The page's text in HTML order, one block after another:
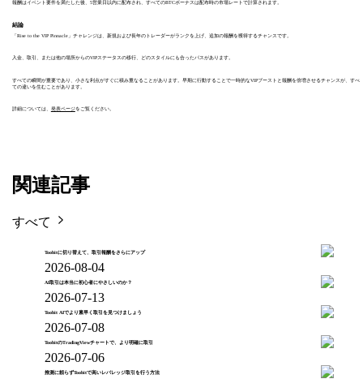
報酬はイベント要件を満たした後、5営業日以内に配布され、すべてのBTCボーナスは配布時の市場レートで計算されます。
結論
「Rise to the VIP Pinnacle」チャレンジは、新規および長年のトレーダーがランクを上げ、追加の報酬を獲得するチャンスです。
入金、取引、または他の場所からのVIPステータスの移行、どのスタイルにも合ったパスがあります。
すべての瞬間が重要であり、小さな利点がすぐに積み重なることがあります。早期に行動することで一時的なVIPブーストと報酬を倍増させるチャンスが、すべ
ての違いを生むことがあります。
詳細については、 発表ページをご覧ください。
関連記事
すべて
Toobitに切り替えて、取引報酬をさらにアップ
2026-08-04
AI取引は本当に初心者にやさしいのか？
2026-07-13
Toobit AIでより素早く取引を見つけましょう
2026-07-08
ToobitのTradingViewチャートで、より明確に取引
2026-07-06
推測に頼らずToobitで高いレバレッジ取引を行う方法